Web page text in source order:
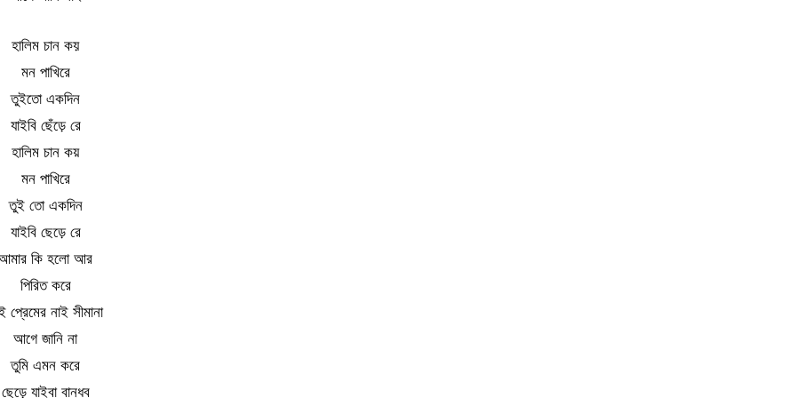
হালিম চান কয়
মন পাখিরে
তুইতো একদিন
যাইবি ছেঁড়ে রে
হালিম চান কয়
মন পাখিরে
তুই তো একদিন
যাইবি ছেড়ে রে
কি হলো আর
পিরিত করে
প্রেমের নাই সীমানা
আগে জানি না
তুমি এমন করে
ছেড়ে যাইবা বান্ধব